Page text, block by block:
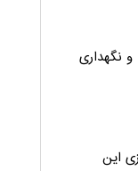
نگهداری
این